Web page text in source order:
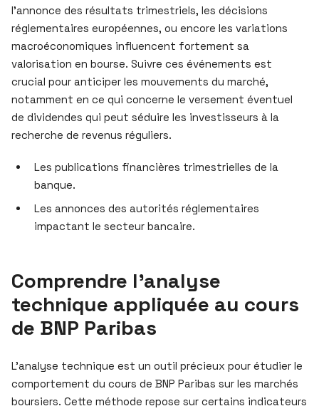
l’annonce des résultats trimestriels, les décisions
réglementaires européennes, ou encore les variations
macroéconomiques influencent fortement sa
valorisation en bourse. Suivre ces événements est
crucial pour anticiper les mouvements du marché,
notamment en ce qui concerne le versement éventuel
de dividendes qui peut séduire les investisseurs à la
recherche de revenus réguliers.
Les publications financières trimestrielles de la
banque.
Les annonces des autorités réglementaires
impactant le secteur bancaire.
Comprendre l’analyse
technique appliquée au cours
de BNP Paribas
L’analyse technique est un outil précieux pour étudier le
comportement du cours de BNP Paribas sur les marchés
boursiers. Cette méthode repose sur certains indicateurs